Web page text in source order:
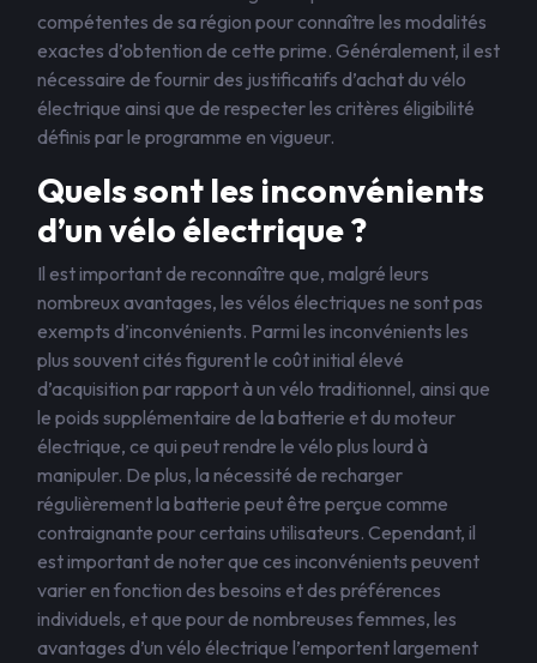
compétentes de sa région pour connaître les modalités
exactes d’obtention de cette prime. Généralement, il est
nécessaire de fournir des justificatifs d’achat du vélo
électrique ainsi que de respecter les critères éligibilité
définis par le programme en vigueur.
Quels sont les inconvénients
d’un vélo électrique ?
Il est important de reconnaître que, malgré leurs
nombreux avantages, les vélos électriques ne sont pas
exempts d’inconvénients. Parmi les inconvénients les
plus souvent cités figurent le coût initial élevé
d’acquisition par rapport à un vélo traditionnel, ainsi que
le poids supplémentaire de la batterie et du moteur
électrique, ce qui peut rendre le vélo plus lourd à
manipuler. De plus, la nécessité de recharger
régulièrement la batterie peut être perçue comme
contraignante pour certains utilisateurs. Cependant, il
est important de noter que ces inconvénients peuvent
varier en fonction des besoins et des préférences
individuels, et que pour de nombreuses femmes, les
avantages d’un vélo électrique l’emportent largement